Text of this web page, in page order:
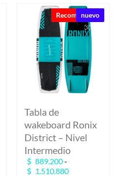
Recomendado
nuevo
Tabla de
wakeboard Ronix
District – Nivel
Intermedio
$ 889.200-
$ 1.510.880Rango